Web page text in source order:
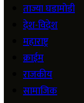
ताज्या घडामोडी
देश-विदेश
महाराष्ट्र
क्राईम
राजकीय
सामाजिक